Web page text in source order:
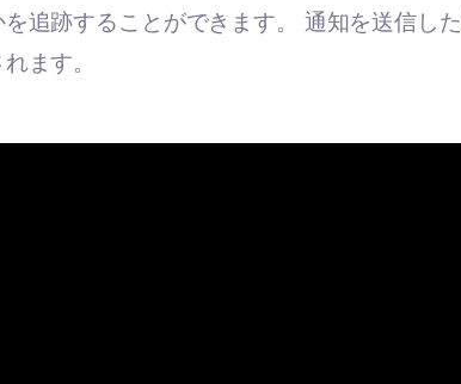
追跡することができます。 通知を送信し
ます。